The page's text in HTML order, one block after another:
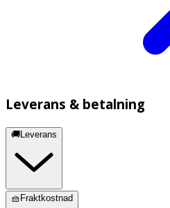
Leverans & betalning
🚚Leverans
🧺Fraktkostnad